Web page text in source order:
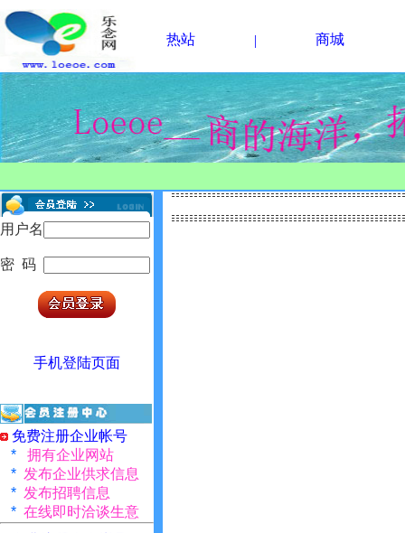
热站 | 商城
用户名
密 码
手机登陆页面
免费注册企业帐号
*
拥有企业网站
* 发布企业供求信息
* 发布招聘信息
* 在线即时洽谈生意